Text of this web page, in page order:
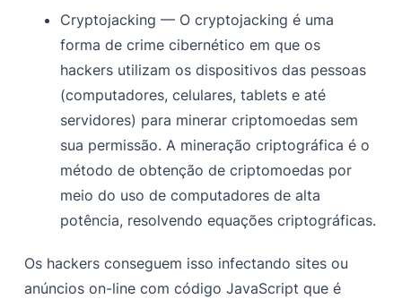
Cryptojacking — O cryptojacking é uma
forma de crime cibernético em que os
hackers utilizam os dispositivos das pessoas
(computadores, celulares, tablets e até
servidores) para minerar criptomoedas sem
sua permissão. A mineração criptográfica é o
método de obtenção de criptomoedas por
meio do uso de computadores de alta
potência, resolvendo equações criptográficas.
Os hackers conseguem isso infectando sites ou
anúncios on-line com código JavaScript que é